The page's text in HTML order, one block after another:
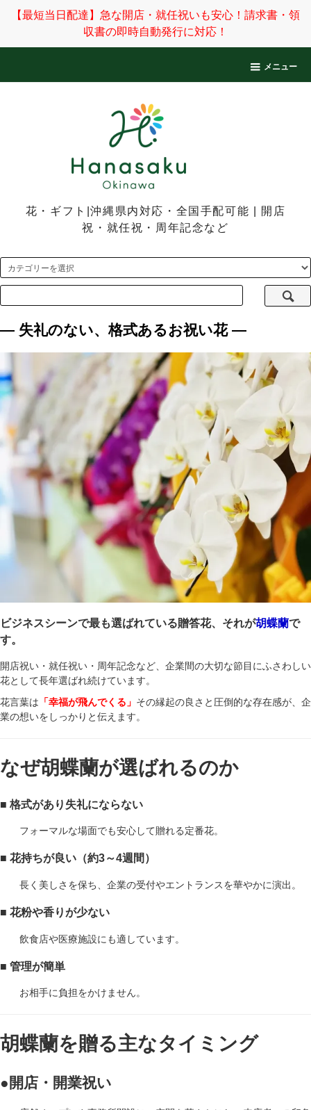
【最短当日配達】急な開店・就任祝いも安心！請求書・領
収書の即時自動発行に対応！
メニュー
花・ギフト|沖縄県内対応・全国手配可能 | 開店
祝・就任祝・周年記念など
― 失礼のない、格式あるお祝い花 ―
ビジネスシーンで最も選ばれている贈答花、それが胡蝶蘭で
す。
開店祝い・就任祝い・周年記念など、企業間の大切な節目にふさわしい
花として長年選ばれ続けています。
花言葉は 「幸福が飛んでくる」 その縁起の良さと圧倒的な存在感が、企
業の想いをしっかりと伝えます。
なぜ胡蝶蘭が選ばれるのか
■ 格式があり失礼にならない
フォーマルな場面でも安心して贈れる定番花。
■ 花持ちが良い（約3～4週間）
長く美しさを保ち、企業の受付やエントランスを華やかに演出。
■ 花粉や香りが少ない
飲食店や医療施設にも適しています。
■ 管理が簡単
お相手に負担をかけません。
胡蝶蘭を贈る主なタイミング
●開店・開業祝い